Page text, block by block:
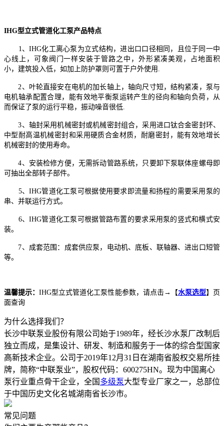
IHG型立式管道化工泵产品特点
1、IHG化工离心泵为立式结构，进出口口径相同，且位于同一中
心线上，可象阀门一样安装于管路之中，外形紧凑美观，占地面积
小，建筑投入低，如加上防护罩则可置于户外使用.
2、叶轮直接安在电机的加长轴上，轴向尺寸短，结构紧凑，泵与
电机轴承配置合理，能有效地平衡泵运转产生的径向和轴向负荷，从
而保证了泵的运行平稳，振动噪音很低.
3、轴封采用机械密封或机械密封组合，采用进口钛合金密封环、
中型耐高温机械密封和采用硬质合金材质，耐磨密封，能有效地增长
机械密封的使用寿命。
4、安装检修方便，无需拆动管路系统，只要卸下泵联体座螺母即
可抽出全部转子部件。
5、IHG管道化工泵可根据使用要求即流量和扬程的需要采用泵的
串、并联运行方式。
6、IHG管道化工泵可根据管路布置的要求采用泵的竖式和横式安
装。
7、成套范围：成套供应泵，电动机、底板、联轴器、进出口短管
等。
温馨提示：IHG型立式管道化工泵性能参数，请点击→【水泵选型】页
面查询
为什么选择我们？
长沙中联泵业股份有限公司始于1989年，经长沙水泵厂改制后
独立而成，是集设计、研发、制造和服务于一体的综合型国家
高新技术企业。公司于2019年12月31日在湖南省股权交易所挂
牌，简称“中联泵业”，股权代码：600275HN。现为中国离心
泵行业重点骨干企业，全国 多级泵大型专业厂家之一，总部位
于中国历史文化名城湖南省长沙市。
常见问题